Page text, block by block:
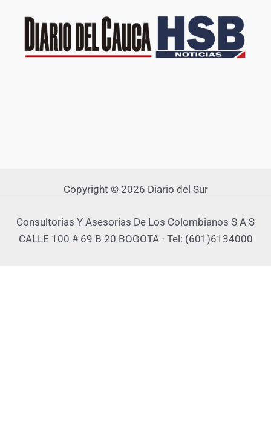
Copyright © 2026 Diario del Sur
Consultorias Y Asesorias De Los Colombianos S A S
CALLE 100 # 69 B 20 BOGOTA - Tel: (601)6134000